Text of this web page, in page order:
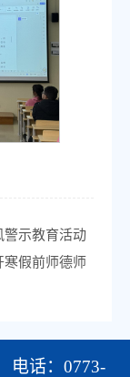
警示教育活动
寒假前师德师
话：0773-